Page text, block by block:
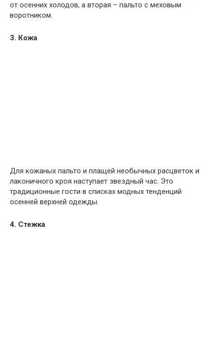
от осенних холодов, а вторая – пальто с меховым
воротником.
3. Кожа
Для кожаных пальто и плащей необычных расцветок и
лаконичного кроя наступает звездный час. Это
традиционные гости в списках модных тенденций
осенней верхней одежды.
4. Стежка